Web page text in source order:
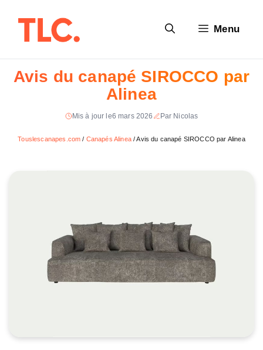
Menu
Avis du canapé SIROCCO par
Alinea
Mis à jour le6 mars 2026 Par Nicolas
Touslescanapes.com / Canapés Alinea/Avis du canapé SIROCCO par Alinea